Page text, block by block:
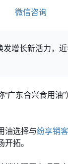
微信咨询
增长新活力，
“广东合兴食用
油选择与纷享销客
拓。